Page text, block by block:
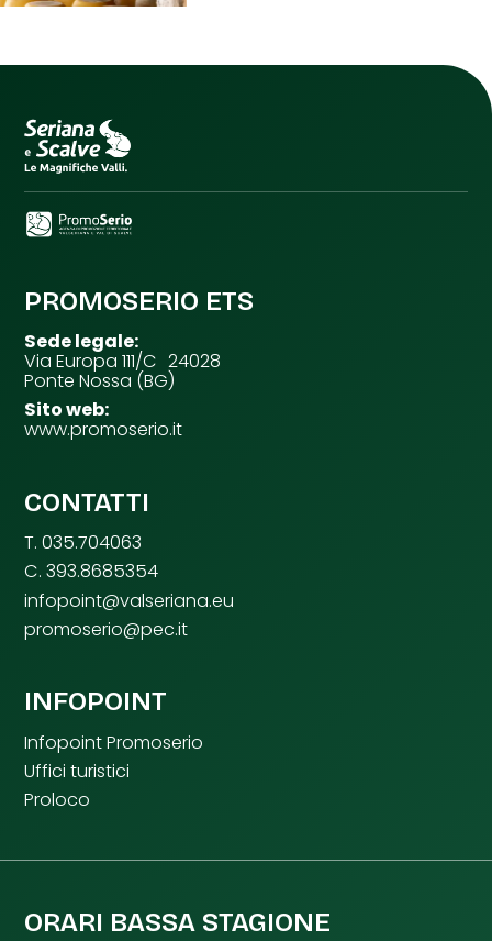
PROMOSERIO ETS
Sede legale:
Via Europa 111/C 24028
Ponte Nossa (BG)
Sito web:
www.promoserio.it
CONTATTI
T. 035.704063
C. 393.8685354
infopoint@valseriana.eu
promoserio@pec.it
INFOPOINT
Infopoint Promoserio
Uffici turistici
Proloco
ORARI BASSA STAGIONE